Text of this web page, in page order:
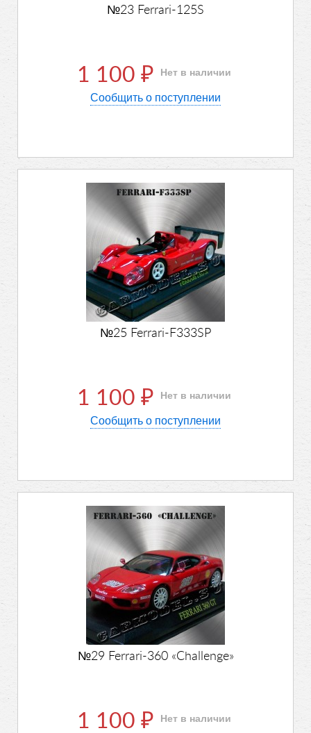
№23 Ferrari-125S
1 100 ₽ Нет в наличии
Сообщить о поступлении
№25 Ferrari-F333SP
1 100 ₽ Нет в наличии
Сообщить о поступлении
№29 Ferrari-360 «Challenge»
1 100 ₽ Нет в наличии